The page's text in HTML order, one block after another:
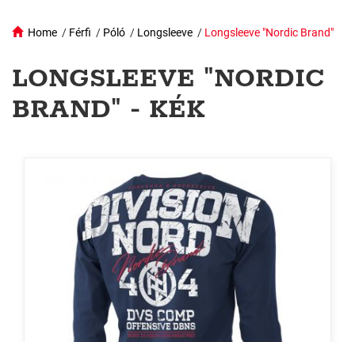
Home / Férfi / Póló / Longsleeve / Longsleeve "Nordic Brand"
LONGSLEEVE "NORDIC
BRAND" - KÉK